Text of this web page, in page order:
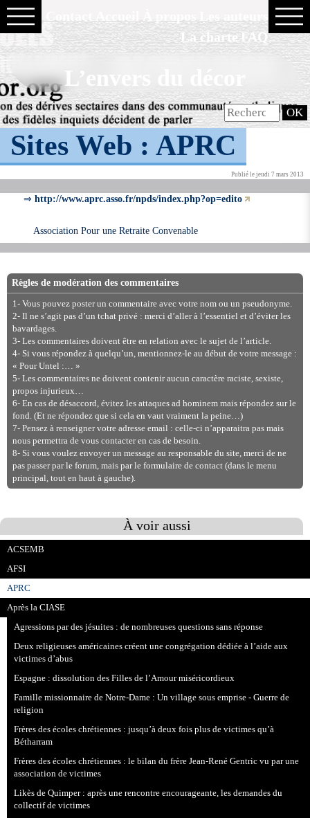
La charte FAQ
L’envers du décor
Sites Web :APRC
Publié le jeudi 7 mars 2013
⇒http://www.aprc.asso.fr/npds/index.php?op=edito
Association Pour une Retraite Convenable
Règles de modération des commentaires
1- Vous pouvez poster un commentaire avec votre nom ou un pseudonyme.
2- Il ne s’agit pas d’un tchat privé : merci d’aller à l’essentiel et d’éviter les
bavardages.
3- Les commentaires doivent être en relation avec le sujet de l’article.
4- Si vous répondez à quelqu’un, mentionnez-le au début de votre message :
« Pour Untel :… »
5- Les commentaires ne doivent contenir aucun caractère raciste, sexiste,
propos injurieux…
6- En cas de désaccord, évitez les attaques ad hominem mais répondez sur le
fond. (Et ne répondez que si cela en vaut vraiment la peine…)
7- Pensez à renseigner votre adresse email : celle-ci n’apparaitra pas mais
nous permettra de vous contacter en cas de besoin.
8- Si vous voulez envoyer un message au responsable du site, merci de ne
pas passer par le forum, mais par le formulaire de contact (dans le menu
principal, tout en haut à gauche).
À voir aussi
ACSEMB
AFSI
APRC
Après la CIASE
Agressions par des jésuites : de nombreuses questions sans réponse
Deux religieuses américaines créent une congrégation dédiée à l’aide aux
victimes d’abus
Espagne : dissolution des Filles de l’Amour miséricordieux
Famille missionnaire de Notre-Dame : Un village sous emprise - Guerre de
religion
Frères des écoles chrétiennes : jusqu’à deux fois plus de victimes qu’à
Bétharram
Frères des écoles chrétiennes : le bilan du frère Jean-René Gentric vu par une
association de victimes
Likès de Quimper : après une rencontre encourageante, les demandes du
collectif de victimes